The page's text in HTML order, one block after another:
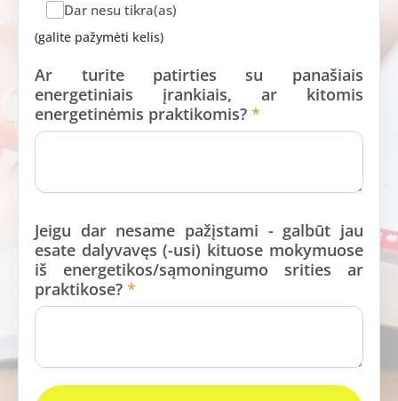
Dar nesu tikra(as)
(galite pažymėti kelis)
Ar turite patirties su panašiais
energetiniais įrankiais, ar kitomis
energetinėmis praktikomis?*
Jeigu dar nesame pažįstami - galbūt jau
esate dalyvavęs (-usi) kituose mokymuose
iš energetikos/sąmoningumo srities ar
praktikose?*